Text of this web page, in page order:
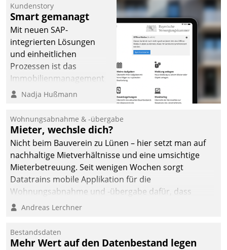
Kundenstory
Smart gemanagt
Mit neuen SAP-
integrierten Lösungen
und einheitlichen
Prozessen ist das
Immobilienmanagement
der Bayerischen
Ressort Kapitalanlage für
künftige Aufgaben und
Herausforderungen
gerüstet.
Nadja Hußmann
Wohnungsabnahme & -übergabe
Mieter, wechsle dich?
Nicht beim Bauverein zu Lünen – hier setzt man auf
nachhaltige Mietverhältnisse und eine umsichtige
Mieterbetreuung. Seit wenigen Wochen sorgt
Datatrains mobile Applikation für die
Wohnungsabnahme und -übergabe dafür, dass
Mieter wohlgeordnet kommen und, so es sein muss,
Andreas Lerchner
Bestandsdaten
Mehr Wert auf den Datenbestand legen